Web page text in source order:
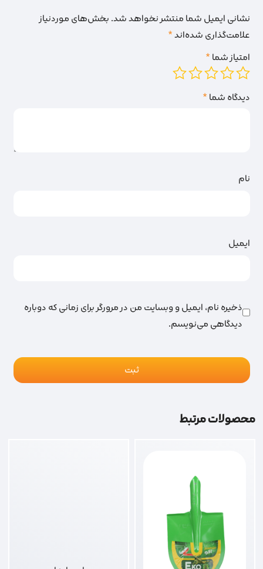
نشانی ایمیل شما منتشر نخواهد شد.بخش‌های موردنیاز
علامت‌گذاری شده‌اند*
امتیاز شما*
دیدگاه شما*
نام
ایمیل
ذخیره نام، ایمیل و وبسایت من در مرورگر برای زمانی که دوباره
دیدگاهی می‌نویسم.
محصولات مرتبط